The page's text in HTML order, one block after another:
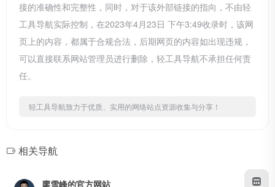
接的准确性和完整性，同时，对于该外部链接的指向，不由轻
工具导航实际控制，在2023年4月23日 下午3:49收录时，该网
页上的内容，都属于合规合法，后期网页的内容如出现违规，
可以直接联系网站管理员进行删除，轻工具导航不承担任何责
任。
轻工具导航致力于优质、实用的网络站点资源收集与分享！
相关导航
廖雪峰的官方网站